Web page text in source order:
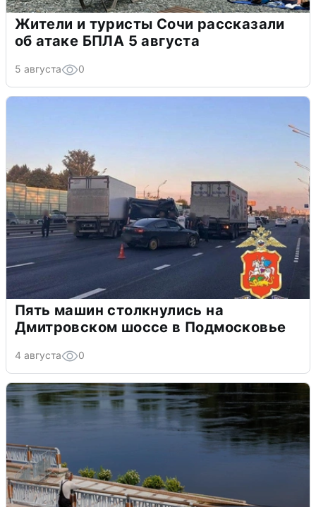
Жители и туристы Сочи рассказали
об атаке БПЛА 5 августа
5 августа 0
Пять машин столкнулись на
Дмитровском шоссе в Подмосковье
4 августа 0